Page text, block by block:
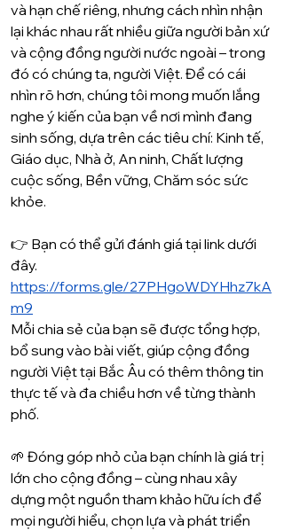
và hạn chế riêng, nhưng cách nhìn nhận
lại khác nhau rất nhiều giữa người bản xứ
và cộng đồng người nước ngoài – trong
đó có chúng ta, người Việt. Để có cái
nhìn rõ hơn, chúng tôi mong muốn lắng
nghe ý kiến của bạn về nơi mình đang
sinh sống, dựa trên các tiêu chí: Kinh tế,
Giáo dục, Nhà ở, An ninh, Chất lượng
cuộc sống, Bền vững, Chăm sóc sức
khỏe.
👉 Bạn có thể gửi đánh giá tại link dưới
đây.
https://forms.gle/27PHgoWDYHhz7kA
m9
Mỗi chia sẻ của bạn sẽ được tổng hợp,
bổ sung vào bài viết, giúp cộng đồng
người Việt tại Bắc Âu có thêm thông tin
thực tế và đa chiều hơn về từng thành
phố.
🌱 Đóng góp nhỏ của bạn chính là giá trị
lớn cho cộng đồng – cùng nhau xây
dựng một nguồn tham khảo hữu ích để
mọi người hiểu, chọn lựa và phát triển